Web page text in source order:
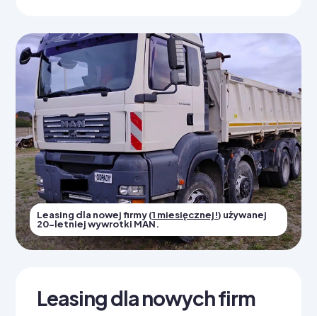
Leasing dla nowych firm
Leasing dla nowej firmy (1 miesięcznej!) używanej
20-letniej wywrotki MAN.